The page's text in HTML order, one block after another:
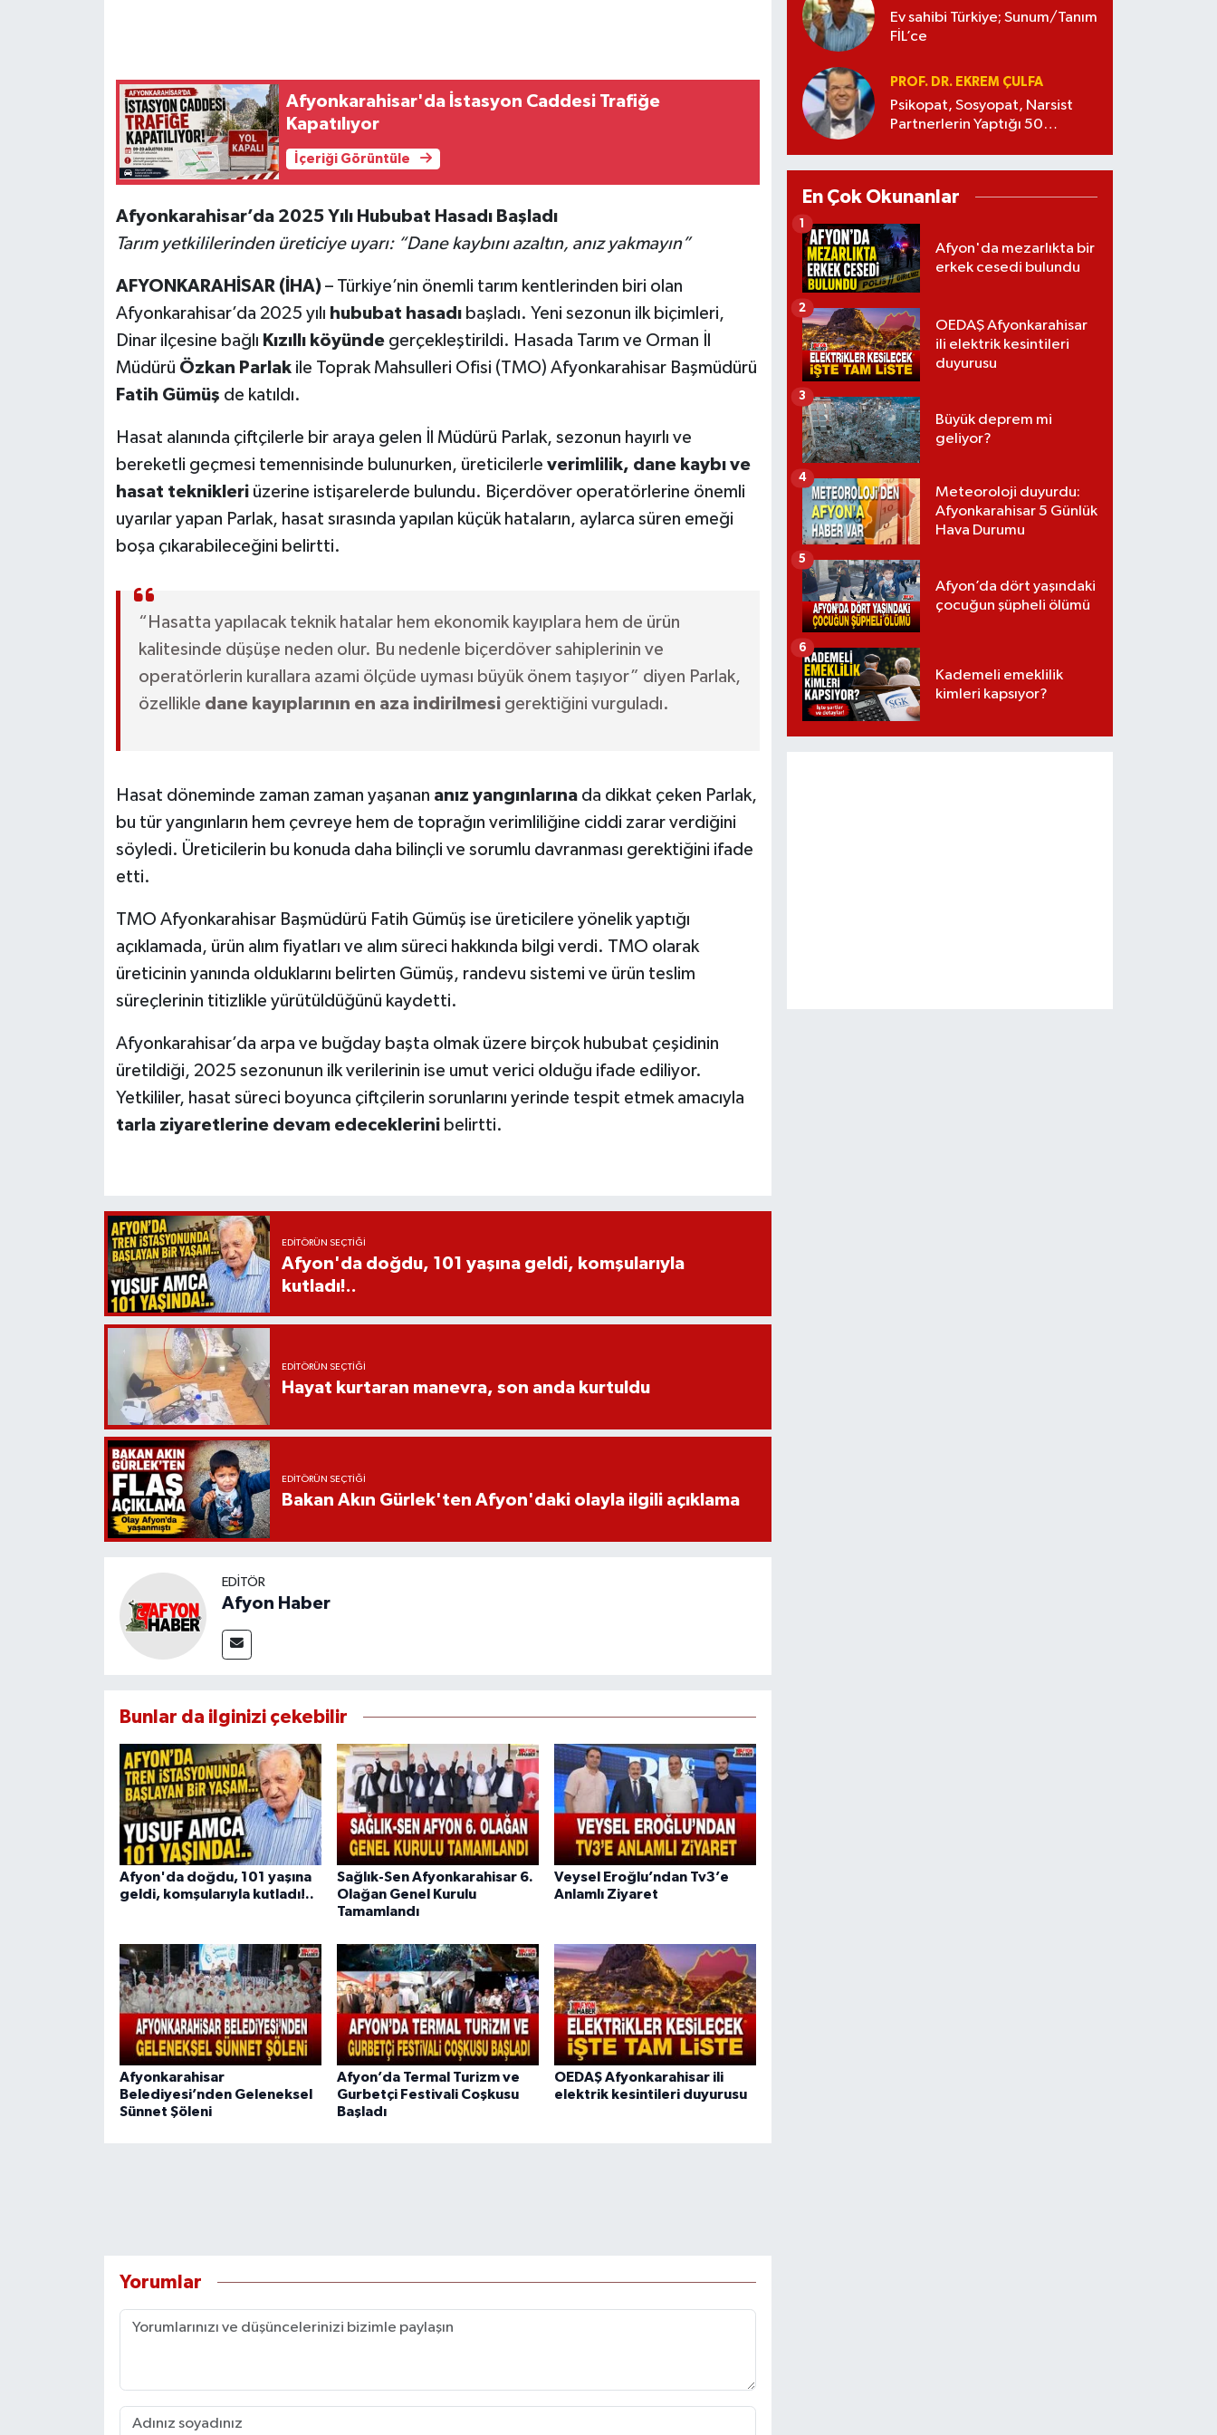
Afyonkarahisar'da İstasyon Caddesi Trafiğe
Kapatılıyor
İçeriği Görüntüle
Afyonkarahisar’da 2025 Yılı Hububat Hasadı Başladı
Tarım yetkililerinden üreticiye uyarı: “Dane kaybını azaltın, anız yakmayın”
AFYONKARAHİSAR (İHA)– Türkiye’nin önemli tarım kentlerinden biri olan
Afyonkarahisar’da 2025 yılı hububat hasadıbaşladı. Yeni sezonun ilk biçimleri,
Dinar ilçesine bağlı Kızıllı köyündegerçekleştirildi. Hasada Tarım ve Orman İl
Müdürü Özkan Parlakile Toprak Mahsulleri Ofisi (TMO) Afyonkarahisar Başmüdürü
Fatih Gümüş de katıldı.
Hasat alanında çiftçilerle bir araya gelen İl Müdürü Parlak, sezonun hayırlı ve
bereketli geçmesi temennisinde bulunurken, üreticilerle verimlilik, dane kaybı ve
hasat teknikleriüzerine istişarelerde bulundu. Biçerdöver operatörlerine önemli
uyarılar yapan Parlak, hasat sırasında yapılan küçük hataların, aylarca süren emeği
boşa çıkarabileceğini belirtti.
“Hasatta yapılacak teknik hatalar hem ekonomik kayıplara hem de ürün
kalitesinde düşüşe neden olur. Bu nedenle biçerdöver sahiplerinin ve
operatörlerin kurallara azami ölçüde uyması büyük önem taşıyor” diyen Parlak,
özellikle dane kayıplarının en aza indirilmesigerektiğini vurguladı.
Hasat döneminde zaman zaman yaşanan anız yangınlarınada dikkat çeken Parlak,
bu tür yangınların hem çevreye hem de toprağın verimliliğine ciddi zarar verdiğini
söyledi. Üreticilerin bu konuda daha bilinçli ve sorumlu davranması gerektiğini ifade
etti.
TMO Afyonkarahisar Başmüdürü Fatih Gümüş ise üreticilere yönelik yaptığı
açıklamada, ürün alım fiyatları ve alım süreci hakkında bilgi verdi. TMO olarak
üreticinin yanında olduklarını belirten Gümüş, randevu sistemi ve ürün teslim
süreçlerinin titizlikle yürütüldüğünü kaydetti.
Afyonkarahisar’da arpa ve buğday başta olmak üzere birçok hububat çeşidinin
üretildiği, 2025 sezonunun ilk verilerinin ise umut verici olduğu ifade ediliyor.
Yetkililer, hasat süreci boyunca çiftçilerin sorunlarını yerinde tespit etmek amacıyla
tarla ziyaretlerine devam edeceklerinibelirtti.
EDITÖRÜN SEÇTIĞI
Afyon'da doğdu, 101 yaşına geldi, komşularıyla
kutladı!..
EDITÖRÜN SEÇTIĞI
Hayat kurtaran manevra, son anda kurtuldu
EDITÖRÜN SEÇTIĞI
Bakan Akın Gürlek'ten Afyon'daki olayla ilgili açıklama
EDITÖR
Afyon Haber
Bunlar da ilginizi çekebilir
Afyon'da doğdu, 101 yaşına
geldi, komşularıyla kutladı!..
Sağlık-Sen Afyonkarahisar 6.
Olağan Genel Kurulu
Tamamlandı
Veysel Eroğlu’ndan Tv3’e
Anlamlı Ziyaret
Afyonkarahisar
Belediyesi’nden Geleneksel
Sünnet Şöleni
Afyon’da Termal Turizm ve
Gurbetçi Festivali Coşkusu
Başladı
OEDAŞ Afyonkarahisar ili
elektrik kesintileri duyurusu
Yorumlar
Ev sahibi Türkiye; Sunum/Tanım
FİL’ce
PROF. DR. EKREM ÇULFA
Psikopat, Sosyopat, Narsist
Partnerlerin Yaptığı 50
En Çok Okunanlar
Afyon'da mezarlıkta bir
erkek cesedi bulundu
1
OEDAŞ Afyonkarahisar
ili elektrik kesintileri
duyurusu
2
Büyük deprem mi
geliyor?
3
Meteoroloji duyurdu:
Afyonkarahisar 5 Günlük
Hava Durumu
4
Afyon’da dört yaşındaki
çocuğun şüpheli ölümü
5
Kademeli emeklilik
kimleri kapsıyor?
6